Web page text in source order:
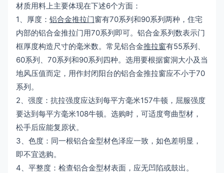
材质用料上主要体现在下述6个方面：
1、厚度： 铝合金推拉门窗有70系列和90系列两种，住宅
内部的铝合金推拉门用70系列即可。铝合金系列数表示门
框厚度构造尺寸的毫米数。常见铝合金推拉窗有55系列、
60系列、70系列和90系列四种。选用要根据窗洞大小及当
地风压值而定，用作封闭阳台的铝合金推拉窗应不小于70
系列。
2、强度：抗拉强度应达到每平方毫米157牛顿，屈服强度
要达到每平方毫米108牛顿。选购时，可适度弯曲型材，
松手后应能复原状。
3、色度：同一根铝合金型材色泽应一致，如色差明显，
即不宜选购。
4、平整度：检查铝合金型材表面，应无凹陷或鼓出。